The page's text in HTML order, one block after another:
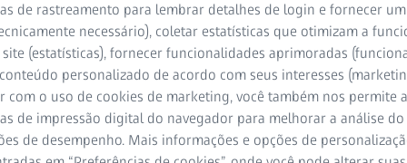
de rastreamento para lembrar detalhes de login e fornecer
necessário), coletar estatísticas que otimizam a
(estatísticas), fornecer funcionalidades aprimoradas
personalizado de acordo com seus interesses
com o uso de cookies de marketing, você também nos permite
de impressão digital do navegador para melhorar a análise do
de desempenho. Mais informações e opções de